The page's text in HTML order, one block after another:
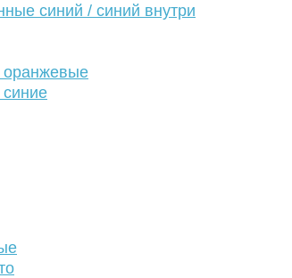
синий / синий внутри
оранжевые